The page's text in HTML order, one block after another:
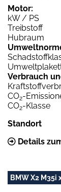
Motor:
kW / PS
Treibstoff
Hubraum
Verbrauch
CO2-
CO2-Klasse
Standort
Details
BMW X2 M35i